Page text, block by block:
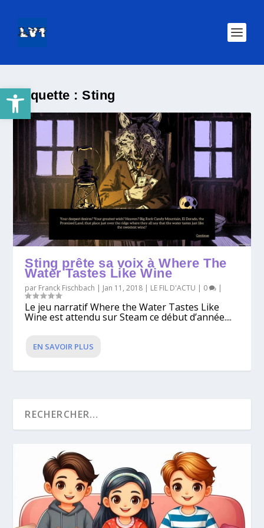
Ouvrir la barre d’outilsÉtiquette :Sting
Sting prête sa voix à Where The
Water Tastes Like Wine
par Franck Fischbach | Jan 11, 2018 | LE FIL D'ACTU | 0 |
Le jeu narratif Where the Water Tastes Like
Wine est attendu sur Steam ce début d’année....
EN SAVOIR PLUS